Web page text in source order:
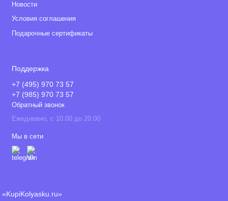
Новости
Условия соглашения
Подарочные сертификаты
Поддержка
+7 (495) 970 73 57
+7 (985) 970 73 57
Обратный звонок
Ежедневно, с 10.00 до 20.00
Мы в сети
«KupiKolyasku.ru»